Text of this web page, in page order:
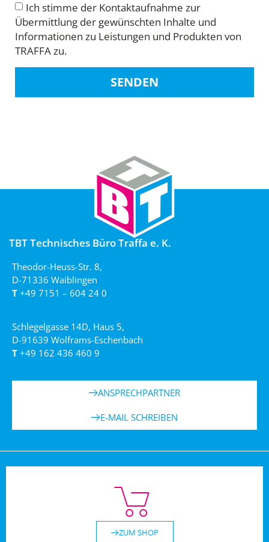
Ich stimme der Kontaktaufnahme zur
Übermittlung der gewünschten Inhalte und
Informationen zu Leistungen und Produkten von
TRAFFA zu.
SENDEN
TBT Technisches Büro Traffa e. K.
Theodor-Heuss-Str. 8,
D-71336 Waiblingen
T +49 7151 – 604 24 0
Schlegelgasse 14D, Haus 5,
D-91639 Wolframs-Eschenbach
T +49 162 436 460 9
ANSPRECHPARTNER
E-MAIL SCHREIBEN
ZUM SHOP